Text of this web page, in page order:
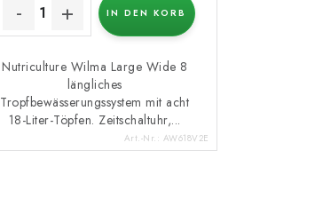
IN DEN KORB
Nutriculture Wilma Large Wide 8
längliches
Tropfbewässerungssystem mit acht
18-Liter-Töpfen. Zeitschaltuhr,...
Art.-Nr.: AW618V2E